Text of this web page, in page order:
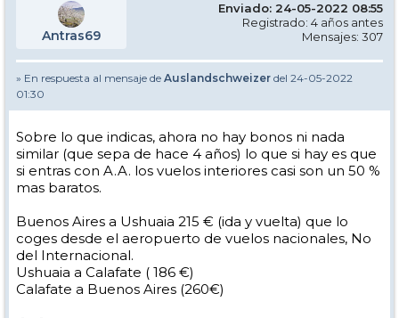
Antras69
Enviado: 24-05-2022 08:55
Registrado: 4 años antes
Mensajes: 307
» En respuesta al mensaje de Auslandschweizer del 24-05-2022
01:30
Sobre lo que indicas, ahora no hay bonos ni nada
similar (que sepa de hace 4 años) lo que si hay es que
si entras con A.A. los vuelos interiores casi son un 50 %
mas baratos.
Buenos Aires a Ushuaia 215 € (ida y vuelta) que lo
coges desde el aeropuerto de vuelos nacionales, No
del Internacional.
Ushuaia a Calafate ( 186 €)
Calafate a Buenos Aires (260€)